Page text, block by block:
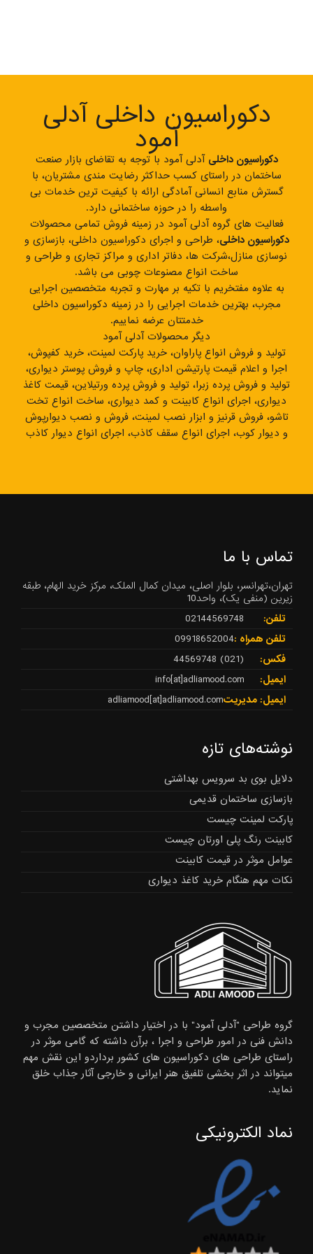
دکوراسیون داخلی آدلی
آمود
دکوراسیون داخلی آدلی آمود با توجه به تقاضای بازار صنعت
ساختمان در راستای کسب حداکثر رضایت مندی مشتریان، با
گسترش منابع انسانی آمادگی ارائه با کیفیت ترین خدمات بی
واسطه را در حوزه ساختمانی دارد.
فعالیت های گروه آدلی آمود در زمینه فروش تمامی محصولات
دکوراسیون داخلی، طراحی و اجرای دکوراسیون داخلی، بازسازی و
نوسازی منازل،شرکت ها، دفاتر اداری و مراکز تجاری و طراحی و
ساخت انواع مصنوعات چوبی می باشد.
به علاوه مفتخریم با تکیه بر مهارت و تجربه متخصصین اجرایی
مجرب، بهترین خدمات اجرایی را در زمینه دکوراسیون داخلی
خدمتتان عرضه نماییم.
دیگر محصولات آدلی آمود
تولید و فروش انواع پاراوان، خرید پارکت لمینت، خرید کفپوش،
اجرا و اعلام قیمت پارتیشن اداری، چاپ و فروش پوستر دیواری،
تولید و فروش پرده زبرا، تولید و فروش پرده ورتیلاین، قیمت کاغذ
دیواری، اجرای انواع کابینت و کمد دیواری، ساخت انواع تخت
تاشو، فروش قرنیز و ابزار نصب لمینت، فروش و نصب دیوارپوش
و دیوار کوب، اجرای انواع سقف کاذب، اجرای انواع دیوار کاذب
تماس با ما
تهران،تهرانسر، بلوار اصلی، میدان کمال الملک، مرکز خرید الهام، طبقه
زیرین (منفی یک)، واحد10
تلفن:
02144569748
تلفن همراه :09918652004
فکس:
(021) 44569748
ایمیل:
info[at]adliamood.com
ایمیل: مدیریتadliamood[at]adliamood.com
نوشته‌های تازه
دلایل بوی بد سرویس بهداشتی
بازسازی ساختمان قدیمی
پارکت لمینت چیست
کابینت رنگ پلی اورتان چیست
عوامل موثر در قیمت کابینت
نکات مهم هنگام خرید کاغذ دیواری
گروه طراحی "آدلی آمود" با در اختیار داشتن متخصصین مجرب و
دانش فنی در امور طراحی و اجرا ، برآن داشته که گامی موثر در
راستای طراحی های دکوراسیون های کشور برداردو این نقش مهم
میتواند در اثر بخشی تلفیق هنر ایرانی و خارجی آثار جذاب خلق
نماید.
نماد الکترونیکی